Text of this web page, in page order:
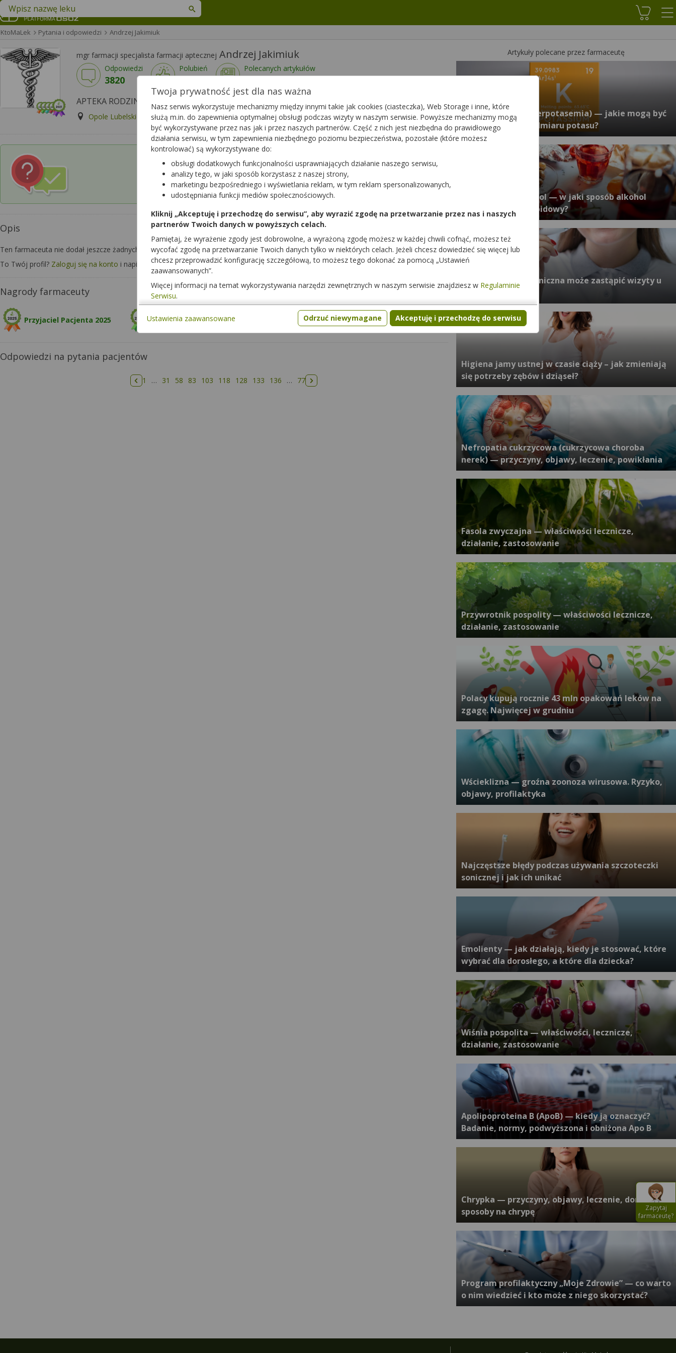
Koszyk
Znajdź lek w swojej okolicy
KtoMaLek Pytania i odpowiedzi Andrzej Jakimiuk
Zapytaj
farmaceutę?
mgr farmacji specjalista farmacji aptecznej Andrzej Jakimiuk
Odpowiedzi
3820
Polubień
3426
Polecanych artykułów
114
APTEKA RODZINNA, Opole Lubelskie
Opole Lubelskie, LUBELSKA 13 Wyświetl numer Dzisiaj czynna07:00 - 20:00
Czy chcesz wysłać pytanie do apteki,
w której pracuje ten farmaceuta?
Opis
Ten farmaceuta nie dodał jeszcze żadnych informacji o sobie.
To Twój profil? Zaloguj się na konto i napisz o sobie kilka zdań, aby pacjenci mogli cię lepiej poznać.
Nagrody farmaceuty
Przyjaciel Pacjenta 2025
Odpowiedzi na pytania pacjentów
Poprzednia strona
1 … 31 58 83 103 118 128 133 136 … 77 Następna strona
Artykuły polecane przez farmaceutę
Hiperkaliemia (hiperpotasemia) — jakie mogą być
objawy i skutki nadmiaru potasu?
Alkohol a cholesterol — w jaki sposób alkohol
wpływa na profil lipidowy?
Czy szczoteczka soniczna może zastąpić wizyty u
dentysty?
Higiena jamy ustnej w czasie ciąży – jak zmieniają
się potrzeby zębów i dziąseł?
Nefropatia cukrzycowa (cukrzycowa choroba
nerek) — przyczyny, objawy, leczenie, powikłania
Fasola zwyczajna — właściwości lecznicze,
działanie, zastosowanie
Przywrotnik pospolity — właściwości lecznicze,
działanie, zastosowanie
Polacy kupują rocznie 43 mln opakowań leków na
zgagę. Najwięcej w grudniu
Wścieklizna — groźna zoonoza wirusowa. Ryzyko,
objawy, profilaktyka
Najczęstsze błędy podczas używania szczoteczki
sonicznej i jak ich unikać
Emolienty — jak działają, kiedy je stosować, które
wybrać dla dorosłego, a które dla dziecka?
Wiśnia pospolita — właściwości, lecznicze,
działanie, zastosowanie
Apolipoproteina B (ApoB) — kiedy ją oznaczyć?
Badanie, normy, podwyższona i obniżona Apo B
Chrypka — przyczyny, objawy, leczenie, domowe
sposoby na chrypę
Program profilaktyczny „Moje Zdrowie” — co warto
o nim wiedzieć i kto może z niego skorzystać?
Twoja prywatność jest dla nas ważna
Nasz serwis wykorzystuje mechanizmy między innymi takie jak cookies (ciasteczka), Web Storage i inne, które
służą m.in. do zapewnienia optymalnej obsługi podczas wizyty w naszym serwisie. Powyższe mechanizmy mogą
być wykorzystywane przez nas jak i przez naszych partnerów. Część z nich jest niezbędna do prawidłowego
działania serwisu, w tym zapewnienia niezbędnego poziomu bezpieczeństwa, pozostałe (które możesz
kontrolować) są wykorzystywane do:
obsługi dodatkowych funkcjonalności usprawniających działanie naszego serwisu,
analizy tego, w jaki sposób korzystasz z naszej strony,
marketingu bezpośredniego i wyświetlania reklam, w tym reklam spersonalizowanych,
udostępniania funkcji mediów społecznościowych.
Kliknij „Akceptuję i przechodzę do serwisu”, aby wyrazić zgodę na przetwarzanie przez nas i naszych
partnerów Twoich danych w powyższych celach.
Pamiętaj, że wyrażenie zgody jest dobrowolne, a wyrażoną zgodę możesz w każdej chwili cofnąć, możesz też
wycofać zgodę na przetwarzanie Twoich danych tylko w niektórych celach. Jeżeli chcesz dowiedzieć się więcej lub
chcesz przeprowadzić konfigurację szczegółową, to możesz tego dokonać za pomocą „Ustawień
zaawansowanych”.
Więcej informacji na temat wykorzystywania narzędzi zewnętrznych w naszym serwisie znajdziesz w Regulaminie
Serwisu.
Odrzuć niewymagane Akceptuję i przechodzę do serwisu
Ustawienia zaawansowane